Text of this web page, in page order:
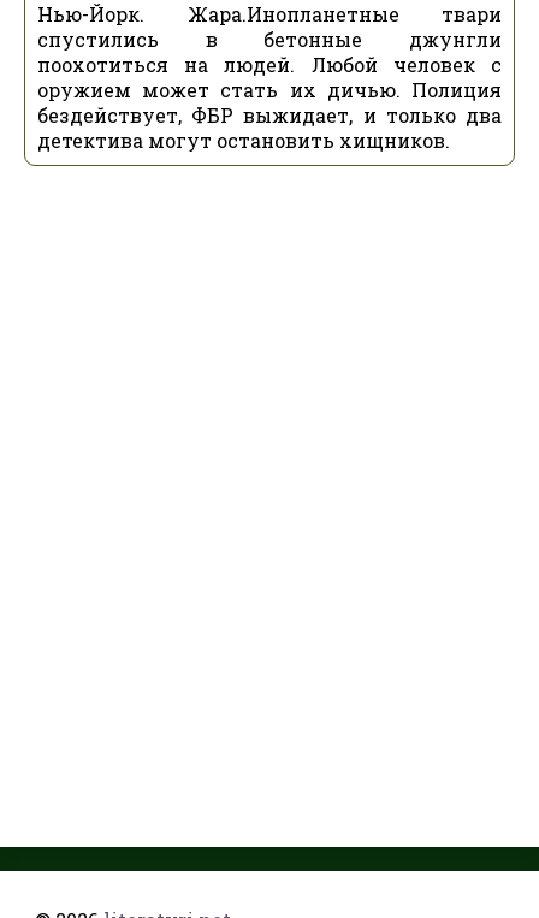
Нью-Йорк. Жара.Инопланетные твари
спустились в бетонные джунгли
поохотиться на людей. Любой человек с
оружием может стать их дичью. Полиция
бездействует, ФБР выжидает, и только два
детектива могут остановить хищников.